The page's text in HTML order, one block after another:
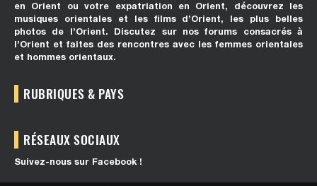
en Orient ou votre expatriation en Orient, découvrez les
musiques orientales et les films d’Orient, les plus belles
photos de l’Orient. Discutez sur nos forums consacrés à
l’Orient et faites des rencontres avec les femmes orientales
et hommes orientaux.
RUBRIQUES & PAYS
RÉSEAUX SOCIAUX
Suivez-nous sur Facebook !